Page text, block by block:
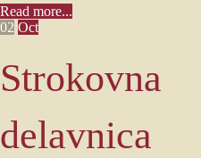
Read more...
02 Oct
Strokovna
delavnica